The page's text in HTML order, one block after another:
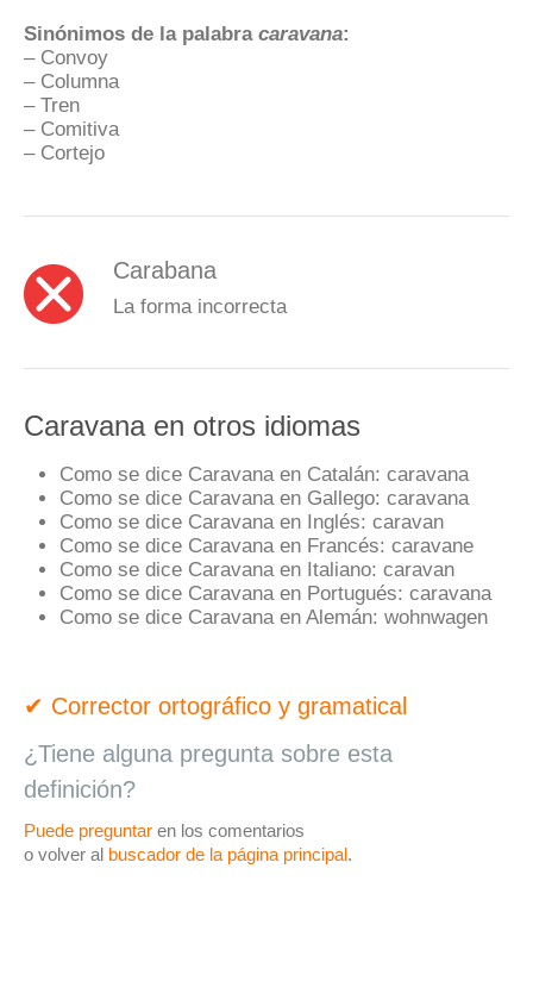
Sinónimos de la palabra caravana:
– Convoy
– Columna
– Tren
– Comitiva
– Cortejo
Carabana
La forma incorrecta
Caravana en otros idiomas
Como se dice Caravana en Catalán: caravana
Como se dice Caravana en Gallego: caravana
Como se dice Caravana en Inglés: caravan
Como se dice Caravana en Francés: caravane
Como se dice Caravana en Italiano: caravan
Como se dice Caravana en Portugués: caravana
Como se dice Caravana en Alemán: wohnwagen
✔ Corrector ortográfico y gramatical
¿Tiene alguna pregunta sobre esta
definición?
Puede preguntar en los comentarios
o volver al buscador de la página principal.